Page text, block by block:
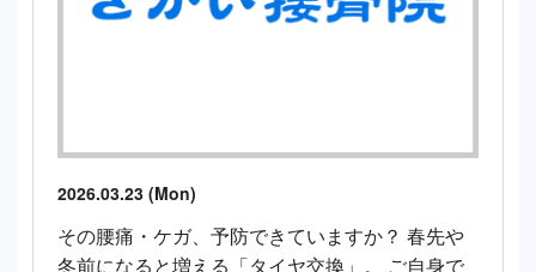
2026.03.23 (Mon)
その腰痛・ケガ、予防できていますか？ 春先や
冬前になると増える「タイヤ交換」。 ご自身で